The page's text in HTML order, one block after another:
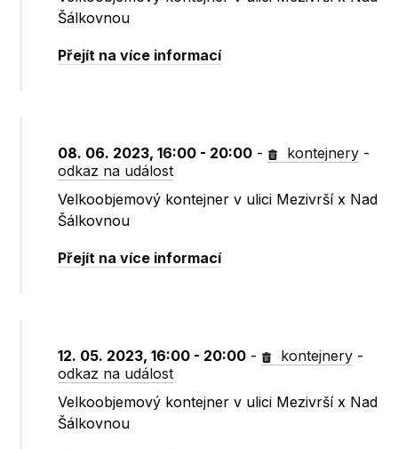
Šálkovnou
Přejít na více informací
08. 06. 2023, 16:00 - 20:00 - kontejnery -
odkaz na událost
Velkoobjemový kontejner v ulici Mezivrší x Nad
Šálkovnou
Přejít na více informací
12. 05. 2023, 16:00 - 20:00 - kontejnery -
odkaz na událost
Velkoobjemový kontejner v ulici Mezivrší x Nad
Šálkovnou